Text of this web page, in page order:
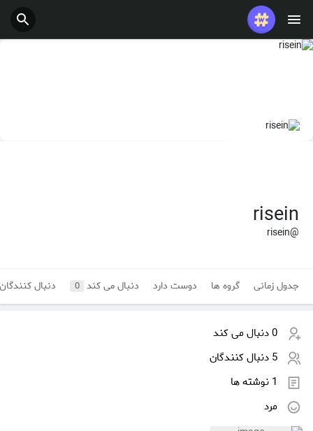
risein
@risein
جدول زمانی گروه ها دوست دارد دنبال می کند 0 دنبال
0 دنبال می کند
5 دنبال کنندگان
1 نوشته ها
مرد